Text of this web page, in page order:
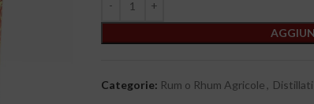
Categorie: Rum o Rhum Agricole ,